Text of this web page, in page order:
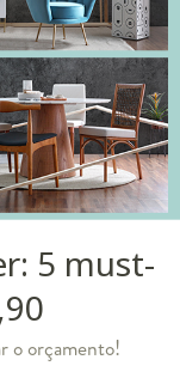
5 must-
o orçamento!